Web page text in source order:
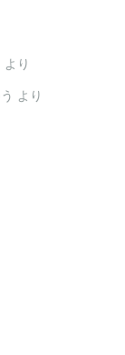
より
より